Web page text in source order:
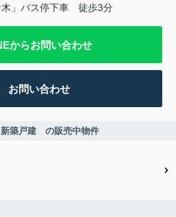
木」バス停下車 徒歩3分
からお問い合わせ
お問い合わせ
築戸建 の販売中物件